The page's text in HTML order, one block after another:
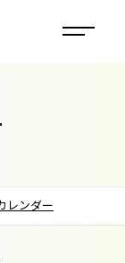
レンダー